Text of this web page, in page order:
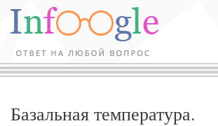
Базальная температура.